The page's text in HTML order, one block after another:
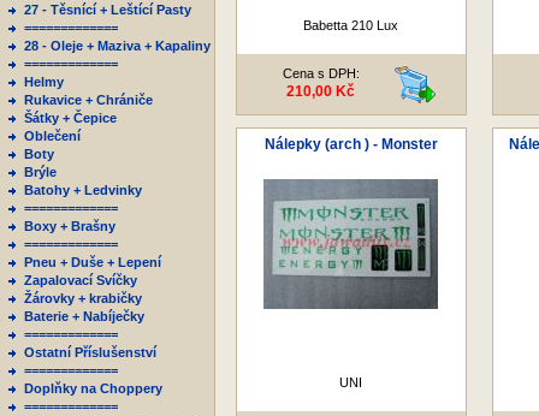
27 - Těsnící + Leštící Pasty
=============
28 - Oleje + Maziva + Kapaliny
=============
Helmy
Rukavice + Chrániče
Šátky + Čepice
Oblečení
Boty
Brýle
Batohy + Ledvinky
=============
Boxy + Brašny
=============
Pneu + Duše + Lepení
Zapalovací Svíčky
Žárovky + krabičky
Baterie + Nabíječky
=============
Ostatní Příslušenství
=============
Doplňky na Choppery
=============
Babetta 210 Lux
Cena s DPH:
210,00 Kč
Nálepky (arch ) - Monster
UNI